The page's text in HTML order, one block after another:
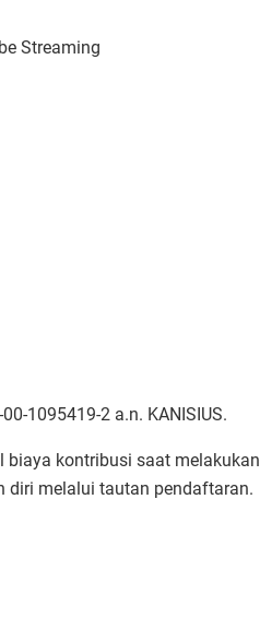
Streaming
1095419-2 a.n. KANISIUS.
biaya kontribusi saat melakukan
diri melalui tautan pendaftaran.